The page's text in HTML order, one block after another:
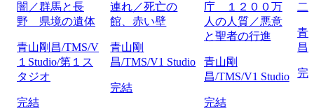
闇／群馬と長
野 県境の遺体
青山剛昌/TMS/V
１Studio/第１ス
タジオ
完結
連れ／死亡の
館、赤い壁
青山剛
昌/TMS/V1 Studio
完結
庁 １２００万
人の人質／悪意
と聖者の行進
青山剛
昌/TMS/V1 Studio
完結
二
青
昌
完